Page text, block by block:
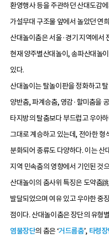
환영행사 등을 주관하던 산대도감
가설무대 구조물 앞에서 놀았던 연
산대놀이춤은 서울·경기 지역에서
현재 양주별산대놀이, 송파산대놀
있다.
산대놀이는 탈놀이판을 정화하고
양반춤, 파계승춤, 영감·할미춤을
타지방의 탈춤보다 부드럽고 우아
그대로 계승하고 있는데, 전아한
분화되어 종류도 다양하다. 이는 산
지역 민속춤의 영향에서 기인된 것
산대놀이의 춤사위 특징은 도약춤
발달되었으며 여유 있고 우아한 중
점이다. 산대놀이춤은 장단의 유형
염불장단의 춤은 ‘거드름춤’, 타령